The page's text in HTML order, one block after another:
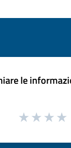
le